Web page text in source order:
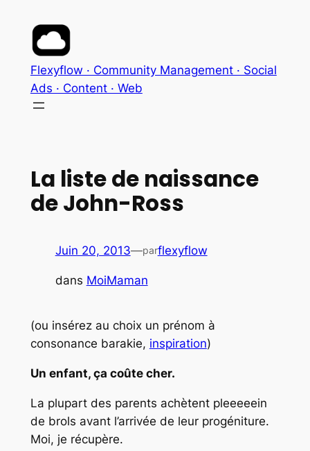
contenu
Flexyflow · Community Management · Social
Ads · Content · Web
La liste de naissance
de John-Ross
Juin 20, 2013—parflexyflow
dans MoiMaman
(ou insérez au choix un prénom à
consonance barakie, inspiration)
Un enfant, ça coûte cher.
La plupart des parents achètent pleeeeein
de brols avant l’arrivée de leur progéniture.
Moi, je récupère.